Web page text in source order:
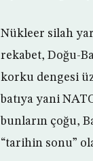
Nükleer silah
rekabet, Doğu-
korku dengesi
batıya yani
bunların çoğu,
“tarihin sonu”